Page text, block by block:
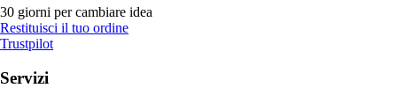
30 giorni per cambiare idea
Restituisci il tuo ordine
Trustpilot
Servizi